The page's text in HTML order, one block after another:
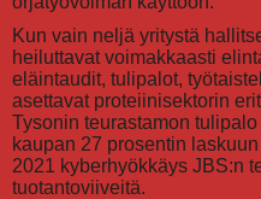
Kun vain neljä yritystä
heiluttavat voimakkaasti
eläintaudit, tulipalot,
asettavat proteiinisektorin
Tysonin teurastamon
kaupan 27 prosentin
2021 kyberhyökkäys JBS:n
tuotantoviiveitä.